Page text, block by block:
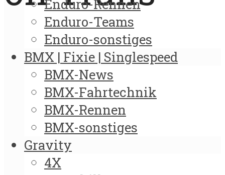
Enduro-Rennen
Enduro-Teams
Enduro-sonstiges
BMX | Fixie | Singlespeed
BMX-News
BMX-Fahrtechnik
BMX-Rennen
BMX-sonstiges
Gravity
4X